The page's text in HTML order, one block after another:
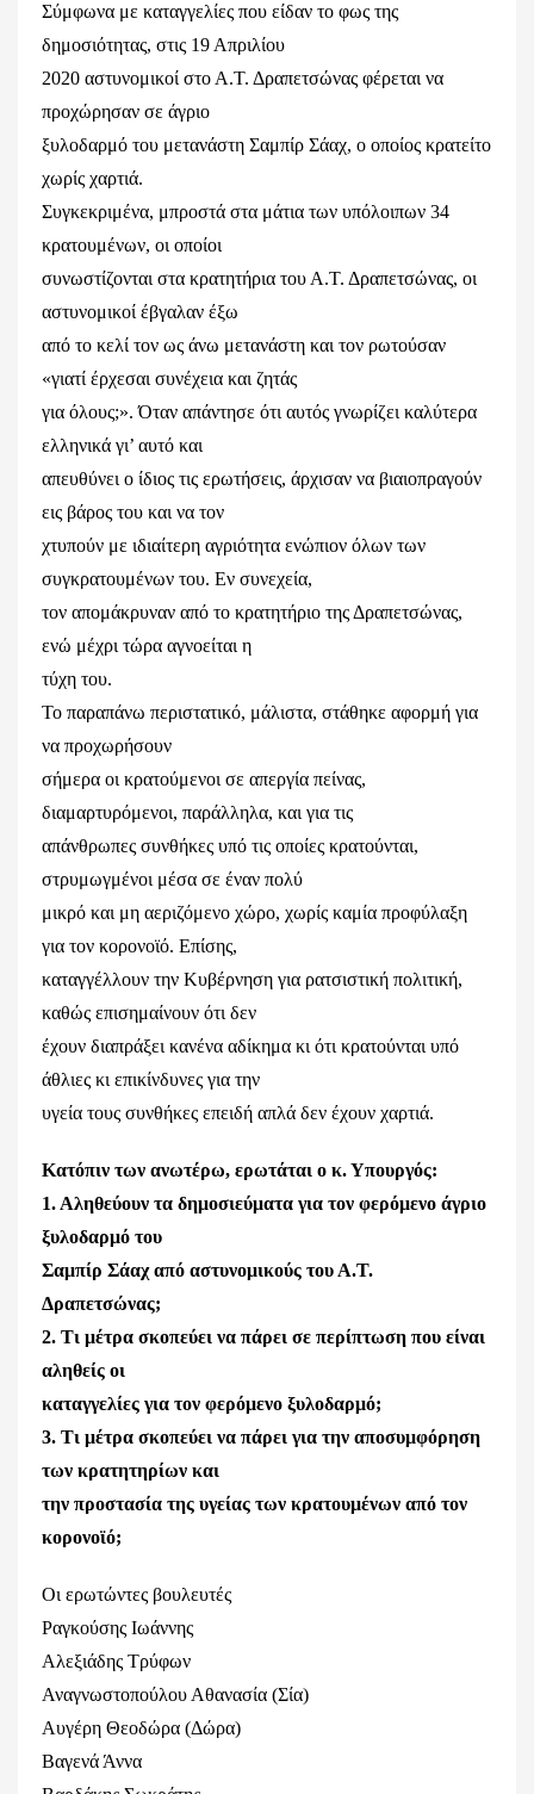
Σύμφωνα με καταγγελίες που είδαν το φως της
δημοσιότητας, στις 19 Απριλίου
2020 αστυνομικοί στο Α.Τ. Δραπετσώνας φέρεται να
προχώρησαν σε άγριο
ξυλοδαρμό του μετανάστη Σαμπίρ Σάαχ, ο οποίος κρατείτο
χωρίς χαρτιά.
Συγκεκριμένα, μπροστά στα μάτια των υπόλοιπων 34
κρατουμένων, οι οποίοι
συνωστίζονται στα κρατητήρια του Α.Τ. Δραπετσώνας, οι
αστυνομικοί έβγαλαν έξω
από το κελί τον ως άνω μετανάστη και τον ρωτούσαν
«γιατί έρχεσαι συνέχεια και ζητάς
για όλους;». Όταν απάντησε ότι αυτός γνωρίζει καλύτερα
ελληνικά γι’ αυτό και
απευθύνει ο ίδιος τις ερωτήσεις, άρχισαν να βιαιοπραγούν
εις βάρος του και να τον
χτυπούν με ιδιαίτερη αγριότητα ενώπιον όλων των
συγκρατουμένων του. Εν συνεχεία,
τον απομάκρυναν από το κρατητήριο της Δραπετσώνας,
ενώ μέχρι τώρα αγνοείται η
τύχη του.
Το παραπάνω περιστατικό, μάλιστα, στάθηκε αφορμή για
να προχωρήσουν
σήμερα οι κρατούμενοι σε απεργία πείνας,
διαμαρτυρόμενοι, παράλληλα, και για τις
απάνθρωπες συνθήκες υπό τις οποίες κρατούνται,
στρυμωγμένοι μέσα σε έναν πολύ
μικρό και μη αεριζόμενο χώρο, χωρίς καμία προφύλαξη
για τον κορονοϊό. Επίσης,
καταγγέλλουν την Κυβέρνηση για ρατσιστική πολιτική,
καθώς επισημαίνουν ότι δεν
έχουν διαπράξει κανένα αδίκημα κι ότι κρατούνται υπό
άθλιες κι επικίνδυνες για την
υγεία τους συνθήκες επειδή απλά δεν έχουν χαρτιά.
Κατόπιν των ανωτέρω, ερωτάται ο κ. Υπουργός:
1. Αληθεύουν τα δημοσιεύματα για τον φερόμενο άγριο
ξυλοδαρμό του
Σαμπίρ Σάαχ από αστυνομικούς του Α.Τ.
Δραπετσώνας;
2. Τι μέτρα σκοπεύει να πάρει σε περίπτωση που είναι
αληθείς οι
καταγγελίες για τον φερόμενο ξυλοδαρμό;
3. Τι μέτρα σκοπεύει να πάρει για την αποσυμφόρηση
των κρατητηρίων και
την προστασία της υγείας των κρατουμένων από τον
κορονοϊό;
Οι ερωτώντες βουλευτές
Ραγκούσης Ιωάννης
Αλεξιάδης Τρύφων
Αναγνωστοπούλου Αθανασία (Σία)
Αυγέρη Θεοδώρα (Δώρα)
Βαγενά Άννα